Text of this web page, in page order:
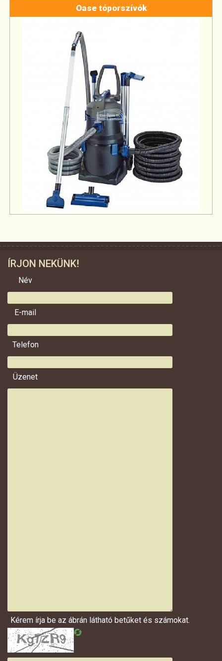
Oase tóporszívók
ÍRJON NEKÜNK!
Név
E-mail
Telefon
Üzenet
Kérem írja be az ábrán látható betűket és számokat.